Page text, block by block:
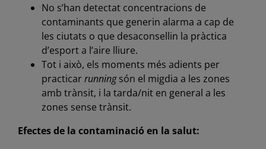
No s’han detectat concentracions de
contaminants que generin alarma a cap de
les ciutats o que desaconsellin la pràctica
d’esport a l’aire lliure.
Tot i això, els moments més adients per
practicarrunningsón el migdia a les zones
amb trànsit, i la tarda/nit en general a les
zones sense trànsit.
Efectes de la contaminació en la salut: